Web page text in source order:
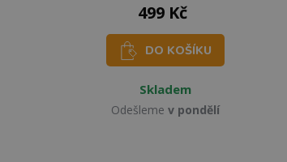
499 Kč
DO KOŠÍKU
Skladem
Odešleme v pondělí